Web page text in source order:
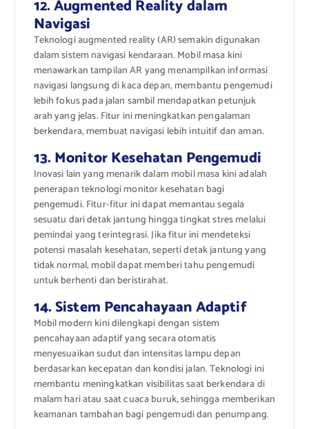
12. Augmented Reality dalam
Navigasi
Teknologi augmented reality (AR) semakin digunakan
dalam sistem navigasi kendaraan. Mobil masa kini
menawarkan tampilan AR yang menampilkan informasi
navigasi langsung di kaca depan, membantu pengemudi
lebih fokus pada jalan sambil mendapatkan petunjuk
arah yang jelas. Fitur ini meningkatkan pengalaman
berkendara, membuat navigasi lebih intuitif dan aman.
13. Monitor Kesehatan Pengemudi
Inovasi lain yang menarik dalam mobil masa kini adalah
penerapan teknologi monitor kesehatan bagi
pengemudi. Fitur-fitur ini dapat memantau segala
sesuatu dari detak jantung hingga tingkat stres melalui
pemindai yang terintegrasi. Jika fitur ini mendeteksi
potensi masalah kesehatan, seperti detak jantung yang
tidak normal, mobil dapat memberi tahu pengemudi
untuk berhenti dan beristirahat.
14. Sistem Pencahayaan Adaptif
Mobil modern kini dilengkapi dengan sistem
pencahayaan adaptif yang secara otomatis
menyesuaikan sudut dan intensitas lampu depan
berdasarkan kecepatan dan kondisi jalan. Teknologi ini
membantu meningkatkan visibilitas saat berkendara di
malam hari atau saat cuaca buruk, sehingga memberikan
keamanan tambahan bagi pengemudi dan penumpang.